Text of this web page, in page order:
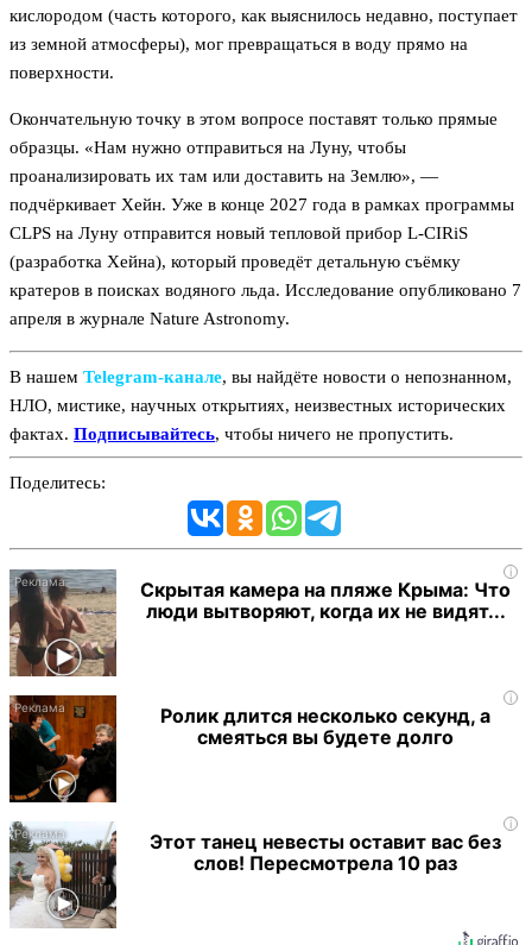
кислородом (часть которого, как выяснилось недавно, поступает
из земной атмосферы), мог превращаться в воду прямо на
поверхности.
Окончательную точку в этом вопросе поставят только прямые
образцы. «Нам нужно отправиться на Луну, чтобы
проанализировать их там или доставить на Землю», —
подчёркивает Хейн. Уже в конце 2027 года в рамках программы
CLPS на Луну отправится новый тепловой прибор L-CIRiS
(разработка Хейна), который проведёт детальную съёмку
кратеров в поисках водяного льда. Исследование опубликовано 7
апреля в журнале Nature Astronomy.
В нашем Telegram‑канале, вы найдёте новости о непознанном,
НЛО, мистике, научных открытиях, неизвестных исторических
фактах. Подписывайтесь, чтобы ничего не пропустить.
Поделитесь:
i
Скрытая камера на пляже Крыма: Что
люди вытворяют, когда их не видят...
i
Ролик длится несколько секунд, а
смеяться вы будете долго
i
Этот танец невесты оставит вас без
слов! Пересмотрела 10 раз